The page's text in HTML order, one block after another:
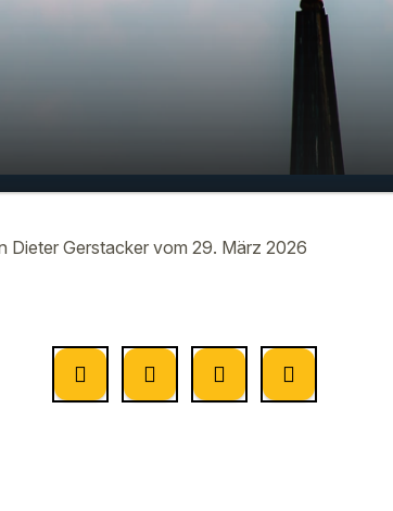
März
Dieter Gerstacker vom 29. März 2026